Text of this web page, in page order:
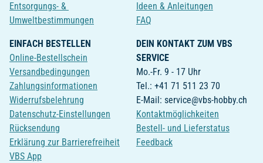
Entsorgungs- &
Umweltbestimmungen
Ideen & Anleitungen
FAQ
EINFACH BESTELLEN
Online-Bestellschein
Versandbedingungen
Zahlungsinformationen
Widerrufsbelehrung
Datenschutz-Einstellungen
Rücksendung
Erklärung zur Barrierefreiheit
VBS App
DEIN KONTAKT ZUM VBS
SERVICE
Mo.-Fr. 9 - 17 Uhr
Tel.: +41 71 511 23 70
E-Mail: service@vbs-hobby.ch
Kontaktmöglichkeiten
Bestell- und Lieferstatus
Feedback